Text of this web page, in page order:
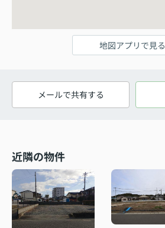
地図アプリで見る
メールで共有する
近隣の物件